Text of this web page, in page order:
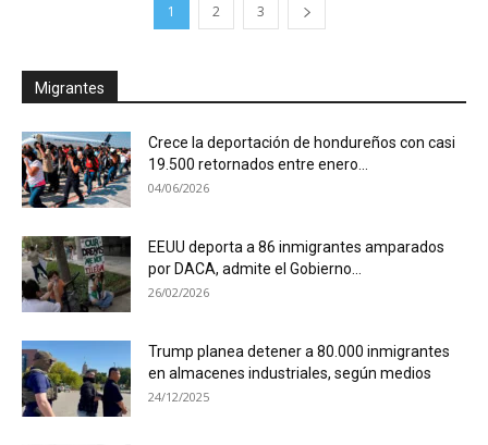
1 2 3
Migrantes
Crece la deportación de hondureños con casi
19.500 retornados entre enero...
04/06/2026
EEUU deporta a 86 inmigrantes amparados
por DACA, admite el Gobierno...
26/02/2026
Trump planea detener a 80.000 inmigrantes
en almacenes industriales, según medios
24/12/2025